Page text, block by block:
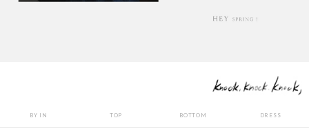
BY IN TOP BOTTOM DRESS